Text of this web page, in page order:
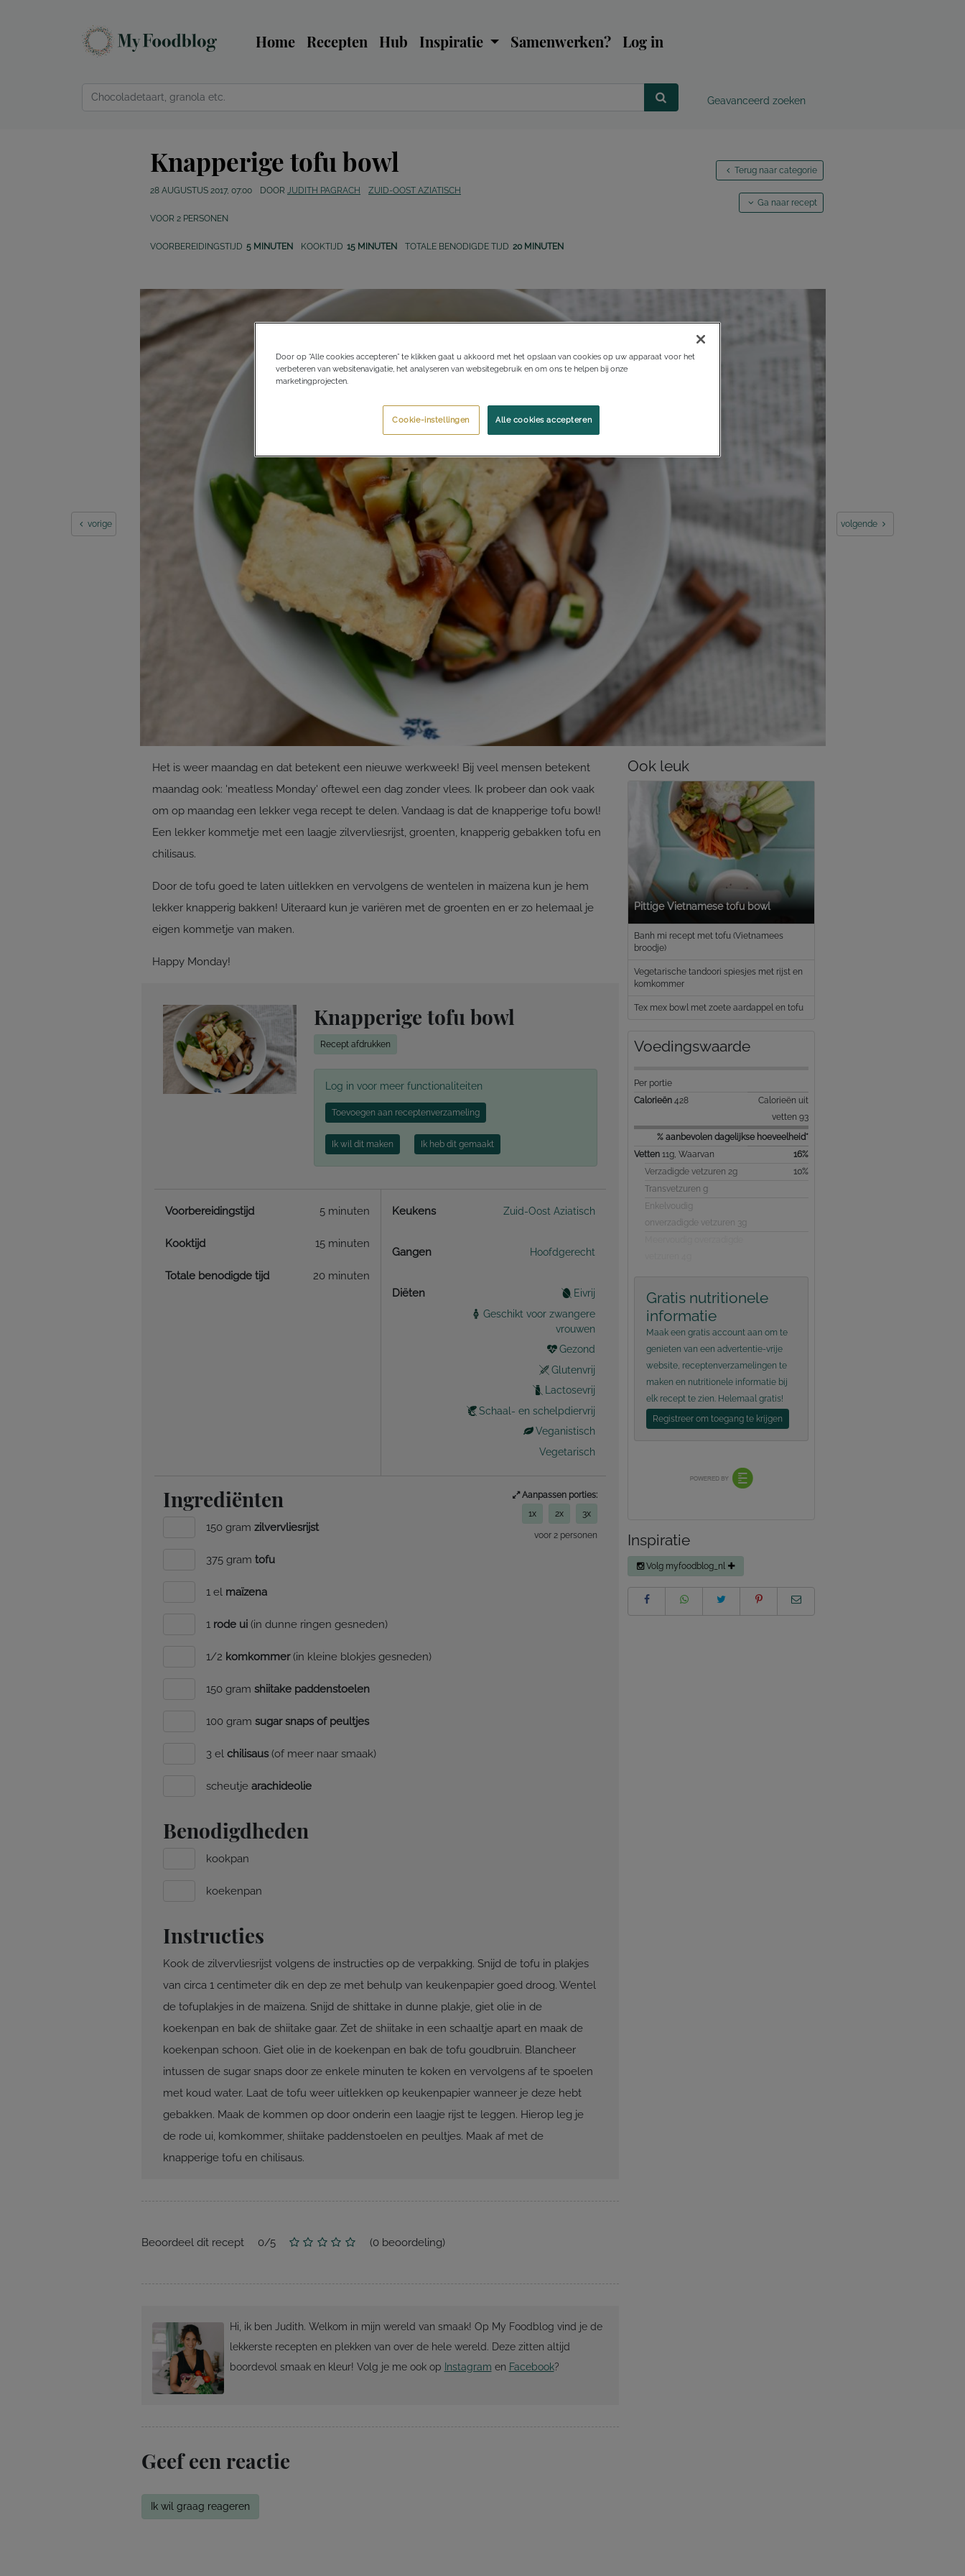
Home Recepten Hub Inspiratie Samenwerken? Log in
Geavanceerd zoeken
Knapperige tofu bowl
28 AUGUSTUS 2017, 07:00 DOOR JUDITH PAGRACH ZUID-OOST AZIATISCH
VOOR 2 PERSONEN
VOORBEREIDINGSTIJD 5 MINUTEN KOOKTIJD 15 MINUTEN TOTALE BENODIGDE TIJD 20 MINUTEN
Terug naar categorie
Ga naar recept
vorige volgende
Het is weer maandag en dat betekent een nieuwe werkweek! Bij veel mensen betekent
maandag ook: 'meatless Monday' oftewel een dag zonder vlees. Ik probeer dan ook vaak
om op maandag een lekker vega recept te delen. Vandaag is dat de knapperige tofu bowl!
Een lekker kommetje met een laagje zilvervliesrijst, groenten, knapperig gebakken tofu en
chilisaus.
Door de tofu goed te laten uitlekken en vervolgens de wentelen in maïzena kun je hem
lekker knapperig bakken! Uiteraard kun je variëren met de groenten en er zo helemaal je
eigen kommetje van maken.
Happy Monday!
Knapperige tofu bowl
Recept afdrukken
Log in voor meer functionaliteiten
Toevoegen aan receptenverzameling
Ik wil dit maken Ik heb dit gemaakt
Voorbereidingstijd 5 minuten
Kooktijd 15 minuten
Totale benodigde tijd 20 minuten
Keukens Zuid-Oost Aziatisch
Gangen Hoofdgerecht
Diëten
Eivrij
Geschikt voor zwangere
vrouwen
Gezond
Glutenvrij
Lactosevrij
Schaal- en schelpdiervrij
Veganistisch
Vegetarisch
Aanpassen porties:
1x 2x 3x
voor 2 personen
Ingrediënten
150 gram zilvervliesrijst
375 gram tofu
1 el maïzena
1 rode ui (in dunne ringen gesneden)
1/2 komkommer(in kleine blokjes gesneden)
150 gram shiitake paddenstoelen
100 gram sugar snaps of peultjes
3 el chilisaus(of meer naar smaak)
scheutje arachideolie
Benodigdheden
kookpan
koekenpan
Instructies
Kook de zilvervliesrijst volgens de instructies op de verpakking. Snijd de tofu in plakjes
van circa 1 centimeter dik en dep ze met behulp van keukenpapier goed droog. Wentel
de tofuplakjes in de maïzena. Snijd de shittake in dunne plakje, giet olie in de
koekenpan en bak de shiitake gaar. Zet de shiitake in een schaaltje apart en maak de
koekenpan schoon. Giet olie in de koekenpan en bak de tofu goudbruin. Blancheer
intussen de sugar snaps door ze enkele minuten te koken en vervolgens af te spoelen
met koud water. Laat de tofu weer uitlekken op keukenpapier wanneer je deze hebt
gebakken. Maak de kommen op door onderin een laagje rijst te leggen. Hierop leg je
de rode ui, komkommer, shiitake paddenstoelen en peultjes. Maak af met de
knapperige tofu en chilisaus.
Beoordeel dit recept 0/5 (0beoordeling)
Hi, ik ben Judith. Welkom in mijn wereld van smaak! Op My Foodblog vind je de
lekkerste recepten en plekken van over de hele wereld. Deze zitten altijd
boordevol smaak en kleur! Volg je me ook op Instagram en Facebook?
Ook leuk
Pittige Vietnamese tofu bowl
Banh mi recept met tofu (Vietnamees
broodje)
Vegetarische tandoori spiesjes met rijst en
komkommer
Tex mex bowl met zoete aardappel en tofu
Voedingswaarde
Per portie
Calorieën 428
Calorieën uit
vetten 93
% aanbevolen dagelijkse hoeveelheid*
Vetten 11g, Waarvan
16%
Verzadigde vetzuren 2g
10%
Transvetzuren g
Enkelvoudig
onverzadigde vetzuren 3g
Gratis nutritionele
informatie
Maak een gratis account aan om te
genieten van een advertentie-vrije
website, receptenverzamelingen te
maken en nutritionele informatie bij
elk recept te zien. Helemaal gratis!
Registreer om toegang te krijgen
Inspiratie
Volg myfoodblog_nl
Geef een reactie
Ik wil graag reageren
Door op “Alle cookies accepteren” te klikken gaat u akkoord met het opslaan van cookies op uw apparaat voor het
verbeteren van websitenavigatie, het analyseren van websitegebruik en om ons te helpen bij onze
marketingprojecten.
Alle cookies accepteren
Cookie-instellingen